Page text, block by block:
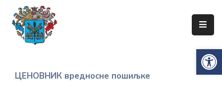
Упознајте
Локална
ЦЕНОВНИК вредносне пошиљке